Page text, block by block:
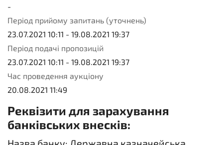
-
Період прийому запитань (уточнень)
23.07.2021 10:11 - 19.08.2021 19:37
Період подачі пропозицій
23.07.2021 10:11 - 19.08.2021 19:37
Час проведення аукціону
20.08.2021 11:49
Реквізити для зарахування
банківських внесків: